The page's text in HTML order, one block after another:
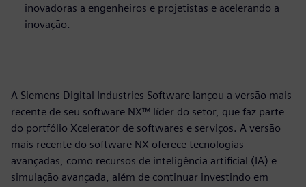
inovadoras a engenheiros e projetistas e acelerando a
inovação.
A Siemens Digital Industries Software lançou a versão mais
recente de seu software NX™ líder do setor, que faz parte
do portfólio Xcelerator de softwares e serviços. A versão
mais recente do software NX oferece tecnologias
avançadas, como recursos de inteligência artificial (IA) e
simulação avançada, além de continuar investindo em